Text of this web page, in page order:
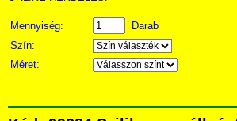
Mennyiség:
Darab
Szín:
Méret: